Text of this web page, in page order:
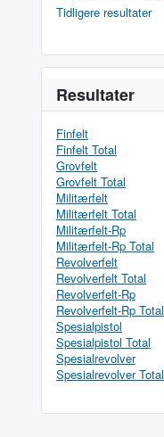
Tidligere resultater
Resultater
Finfelt
Finfelt Total
Grovfelt
Grovfelt Total
Militærfelt
Militærfelt Total
Militærfelt-Rp
Militærfelt-Rp Total
Revolverfelt
Revolverfelt Total
Revolverfelt-Rp
Revolverfelt-Rp Total
Spesialpistol
Spesialpistol Total
Spesialrevolver
Spesialrevolver Total